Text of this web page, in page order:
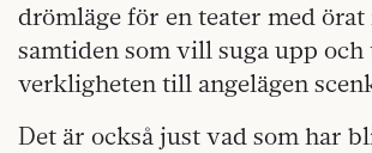
drömläge för en teater med örat
samtiden som vill suga upp
verkligheten till angelägen
Det är också just vad som har